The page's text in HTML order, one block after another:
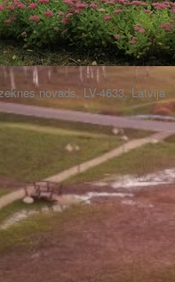
novads, LV-4633, Latvija